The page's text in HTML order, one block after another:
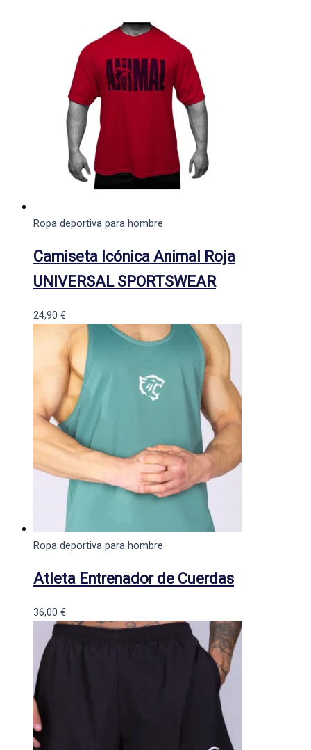
Ropa deportiva para hombre
Camiseta Icónica Animal Roja
UNIVERSAL SPORTSWEAR
24,90 €
Ropa deportiva para hombre
Atleta Entrenador de Cuerdas
36,00 €